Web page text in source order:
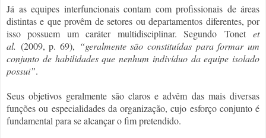
Já as equipes interfuncionais contam com profissionais de áreas
distintas e que provêm de setores ou departamentos diferentes, por
isso possuem um caráter multidisciplinar. Segundo
Tonet et
al. (2009, p. 69), “geralmente são constituídas para formar um
conjunto de habilidades que nenhum indivíduo da equipe isolado
possui”.
Seus objetivos geralmente são claros e advêm das mais diversas
funções ou especialidades da organização, cujo esforço conjunto é
fundamental para se alcançar o fim pretendido.